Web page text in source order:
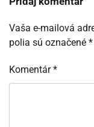
Vaša e-mailová
polia sú označené *
Komentár*